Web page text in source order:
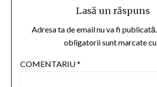
Lasă un răspuns
Adresa ta de email nu va fi publicată.
obligatorii sunt marcate cu
COMENTARIU*